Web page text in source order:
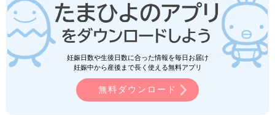
妊娠日数や生後日数に合った情報を毎日お届け
妊娠中から産後まで長く使える無料アプリ
無料ダウンロード